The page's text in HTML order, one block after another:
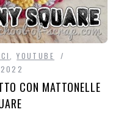
,YOUTUBE
2022
CON MATTONELLE